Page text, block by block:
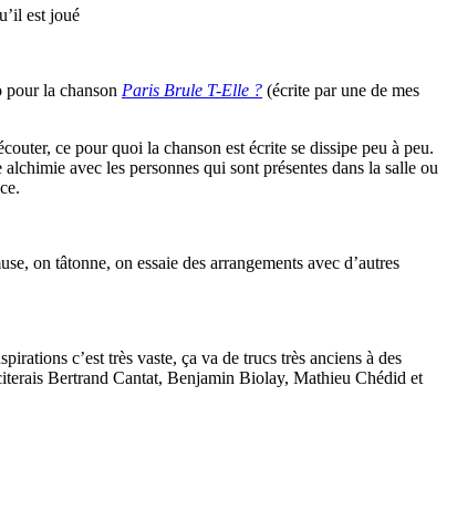
est joué
pour la chanson Paris Brule T-Elle ? (écrite par une de mes
ce pour quoi la chanson est écrite se dissipe peu à peu.
avec les personnes qui sont présentes dans la salle ou
on tâtonne, on essaie des arrangements avec d’autres
c’est très vaste, ça va de trucs très anciens à des
Bertrand Cantat, Benjamin Biolay, Mathieu Chédid et